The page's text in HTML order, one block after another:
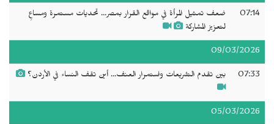
07:14
ضعف تمثيل المرأة في مواقع القرار بمصر... تحديات مستمرة ومساعٍ
لتعزيز المشاركة
09/03/2026
07:33 بين تقدم التشريعات واستمرار العنف... أين تقف النساء في الأردن؟
05/03/2026